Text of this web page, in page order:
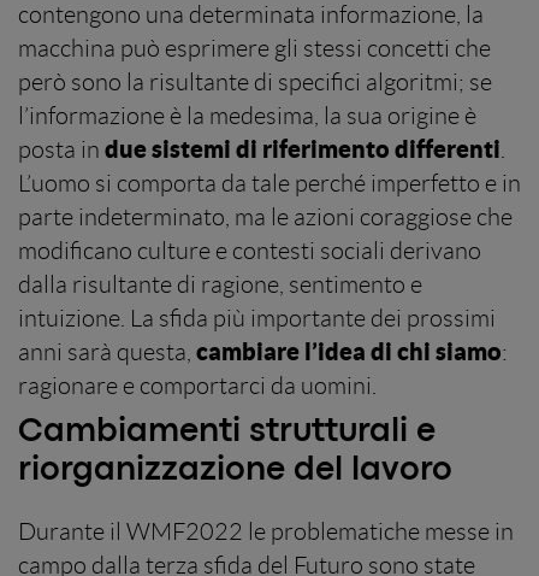
contengono una determinata informazione, la
macchina può esprimere gli stessi concetti che
però sono la risultante di specifici algoritmi; se
l’informazione è la medesima, la sua origine è
posta in due sistemi di riferimento differenti
L’uomo si comporta da tale perché imperfetto e in
parte indeterminato, ma le azioni coraggiose che
modificano culture e contesti sociali derivano
dalla risultante di ragione, sentimento e
intuizione. La sfida più importante dei prossimi
anni sarà questa, cambiare l’idea di chi siamo:
ragionare e comportarci da uomini.
Cambiamenti strutturali e
riorganizzazione del lavoro
Durante il WMF2022 le problematiche messe in
campo dalla terza sfida del Futuro sono state